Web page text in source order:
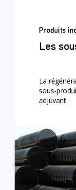
Produits
Les
La
sous-
adjuvant.